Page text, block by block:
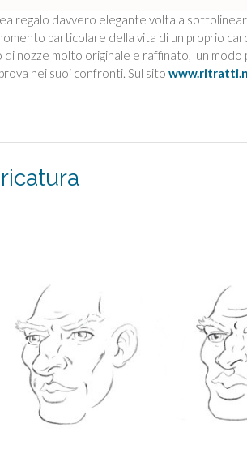
regalo davvero elegante volta a
particolare della vita di un proprio
nozze molto originale e raffinato, un modo
nei suoi confronti. Sul sito